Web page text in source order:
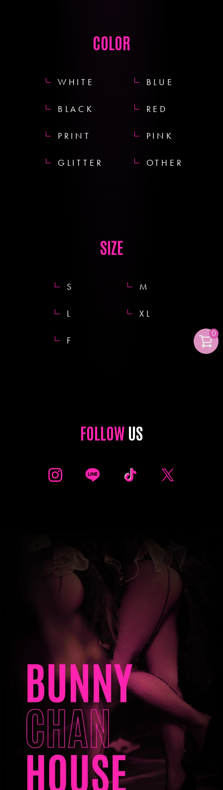
COLOR
WHITE BLUE
BLACK RED
PRINT PINK
GLITTER OTHER
SIZE
S M
L XL
F
FOLLOW US
0